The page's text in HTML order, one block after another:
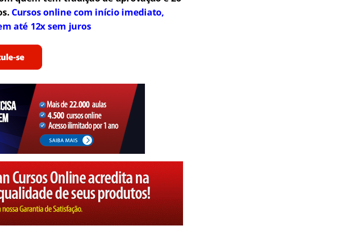
Cursos online com início imediato,
até 12x sem juros